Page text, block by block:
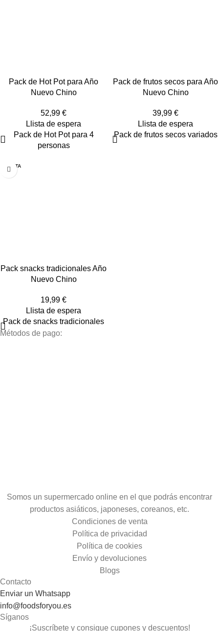
Pack de Hot Pot para Año
Nuevo Chino
52,99 €
Llista de espera
Pack de Hot Pot para 4
personas
Pack de frutos secos para Año
Nuevo Chino
39,99 €
Llista de espera
Pack de frutos secos variados
AGOTA
DO
Pack snacks tradicionales Año
Nuevo Chino
19,99 €
Llista de espera
Pack de snacks tradicionales
Métodos de pago:
Somos un supermercado online en el que podrás encontrar
productos asiáticos, japoneses, coreanos, etc.
Condiciones de venta
Política de privacidad
Política de cookies
Envío y devoluciones
Blogs
Contacto
Enviar un Whatsapp
info@foodsforyou.es
Síganos
¡Suscríbete y consigue cupones y descuentos!